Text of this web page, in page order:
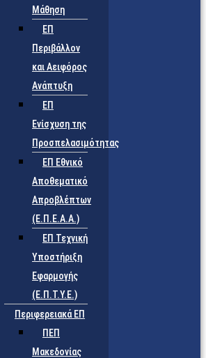
Μάθηση
ΕΠ
Περιβάλλον
και Αειφόρος
Ανάπτυξη
ΕΠ
Ενίσχυση της
Προσπελασιμότητας
ΕΠ Εθνικό
Αποθεματικό
Απροβλέπτων
(Ε.Π.Ε.Α.Α.)
ΕΠ Τεχνική
Υποστήριξη
Εφαρμογής
(Ε.Π.Τ.Υ.Ε.)
Περιφερειακά ΕΠ
ΠΕΠ
Μακεδονίας